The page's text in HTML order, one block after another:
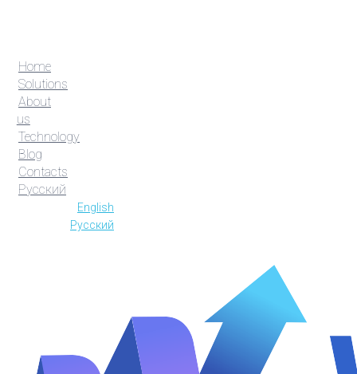
Home
Solutions
About
us
Technology
Blog
Contacts
Русский
English
Русский